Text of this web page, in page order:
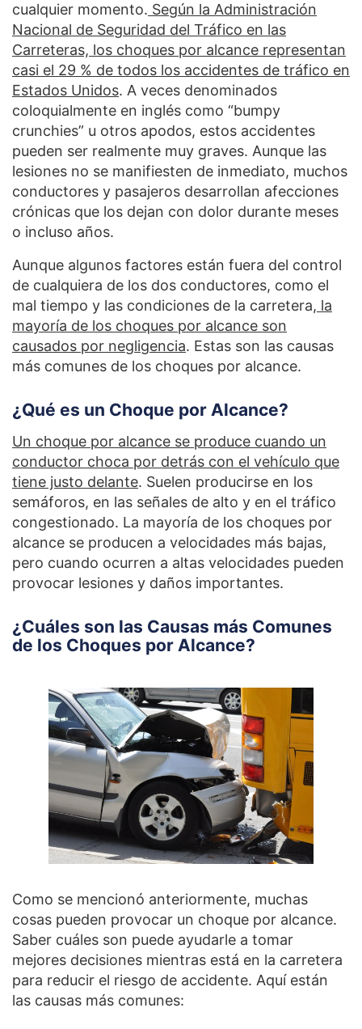
cualquier momento. Según la Administración
Nacional de Seguridad del Tráfico en las
Carreteras, los choques por alcance representan
casi el 29 % de todos los accidentes de tráfico en
Estados Unidos. A veces denominados
coloquialmente en inglés como “bumpy
crunchies” u otros apodos, estos accidentes
pueden ser realmente muy graves. Aunque las
lesiones no se manifiesten de inmediato, muchos
conductores y pasajeros desarrollan afecciones
crónicas que los dejan con dolor durante meses
o incluso años.
Aunque algunos factores están fuera del control
de cualquiera de los dos conductores, como el
mal tiempo y las condiciones de la carretera, la
mayoría de los choques por alcance son
causados por negligencia. Estas son las causas
más comunes de los choques por alcance.
¿Qué es un Choque por Alcance?
Un choque por alcance se produce cuando un
conductor choca por detrás con el vehículo que
tiene justo delante. Suelen producirse en los
semáforos, en las señales de alto y en el tráfico
congestionado. La mayoría de los choques por
alcance se producen a velocidades más bajas,
pero cuando ocurren a altas velocidades pueden
provocar lesiones y daños importantes.
¿Cuáles son las Causas más Comunes
de los Choques por Alcance?
Como se mencionó anteriormente, muchas
cosas pueden provocar un choque por alcance.
Saber cuáles son puede ayudarle a tomar
mejores decisiones mientras está en la carretera
para reducir el riesgo de accidente. Aquí están
las causas más comunes: